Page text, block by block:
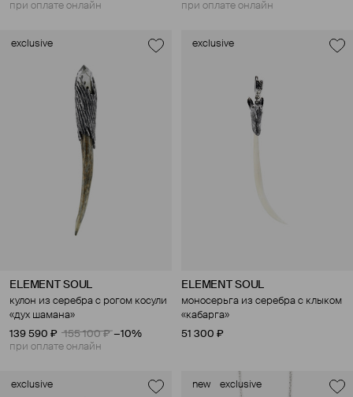
при оплате онлайн
при оплате онлайн
exclusive
ELEMENT SOUL
кулон из серебра с рогом косули
«дух шамана»
139 590 ₽
155 100 ₽ −10%
при оплате онлайн
exclusive
ELEMENT SOUL
моносерьга из серебра с клыком
«кабарга»
51 300 ₽
exclusive new exclusive